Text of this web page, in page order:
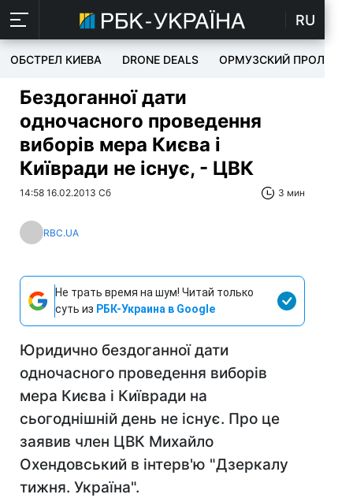
RU
ОБСТРЕЛ КИЕВА DRONE DEALS ОРМУЗСКИЙ ПРОЛИВ
Бездоганної дати
одночасного проведення
виборів мера Києва і
Київради не існує, - ЦВК
14:58 16.02.2013 Сб 3 мин
RBC.UA
Не трать время на шум! Читай только
суть из РБК-Украина в Google
Юридично бездоганної дати
одночасного проведення виборів
мера Києва і Київради на
сьогоднішній день не існує. Про це
заявив член ЦВК Михайло
Охендовський в інтерв'ю "Дзеркалу
тижня. Україна".